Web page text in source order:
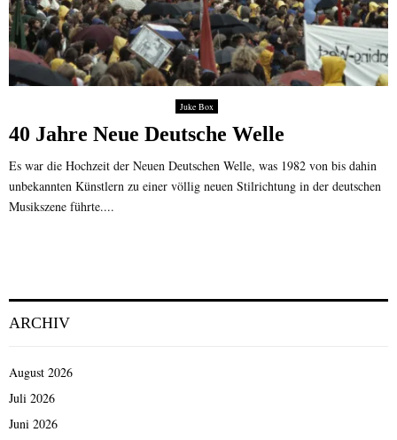
Juke Box
40 Jahre Neue Deutsche Welle
Es war die Hochzeit der Neuen Deutschen Welle, was 1982 von bis dahin
unbekannten Künstlern zu einer völlig neuen Stilrichtung in der deutschen
Musikszene führte....
ARCHIV
August 2026
Juli 2026
Juni 2026